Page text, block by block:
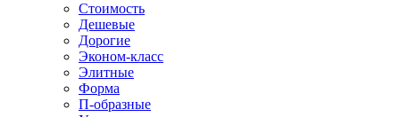
Стоимость
Дешевые
Дорогие
Эконом-класс
Элитные
Форма
П-образные